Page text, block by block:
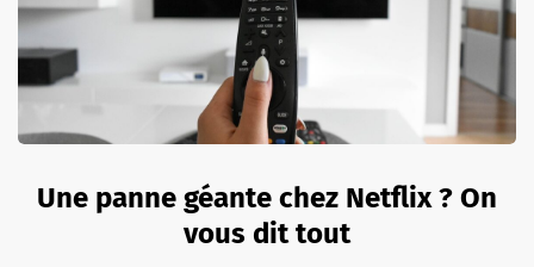
Une panne géante chez Netflix ? On
vous dit tout